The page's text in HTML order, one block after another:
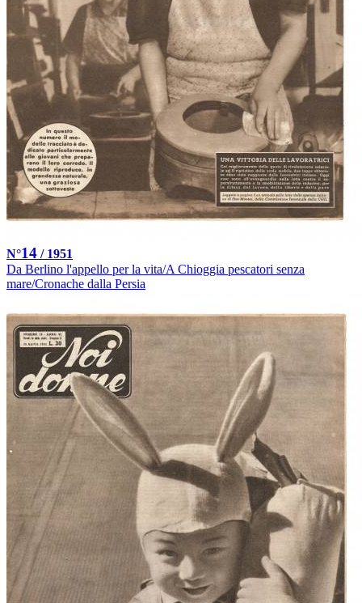
N°14 / 1951
Da Berlino l'appello per la vita/A Chioggia pescatori senza
mare/Cronache dalla Persia